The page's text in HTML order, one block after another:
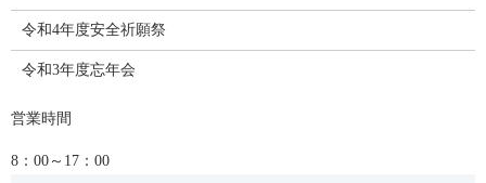
令和4年度安全祈願祭
令和3年度忘年会
営業時間
8：00～17：00